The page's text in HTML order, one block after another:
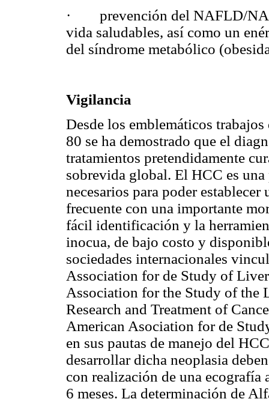
· prevención del NAFLD/
vida saludables, así como un
del síndrome metabólico
Vigilancia
Desde los emblemáticos trabajos
80 se ha demostrado que el
tratamientos pretendidamente
sobrevida global. El HCC es
necesarios para poder
frecuente con una importante
fácil identificación y la
inocua, de bajo costo y
sociedades internacionales
Association for de Study of
Association for the Study of the
Research and Treatment of
American Asociation for de
en sus pautas de manejo del
desarrollar dicha neoplasia
con realización de una ecografía
6 meses. La determinación de